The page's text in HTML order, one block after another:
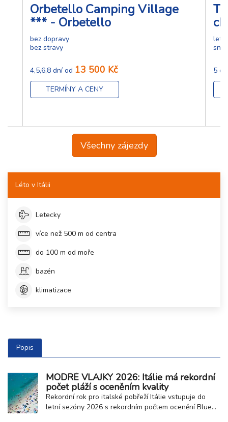
Léto v Itálii
Letecky
více než 500 m od centra
do 100 m od moře
bazén
klimatizace
Orbetello Camping Village
*** - Orbetello
bez dopravy
bez stravy
4,5,6,8 dní od 13 500 Kč
TERMÍNY A CENY
5
Všechny zájezdy
Popis
MODRÉ VLAJKY 2026: Itálie má rekordní
počet pláží s oceněním kvality
Rekordní rok pro italské pobřeží Itálie vstupuje do
letní sezóny 2026 s rekordním počtem ocenění Blue